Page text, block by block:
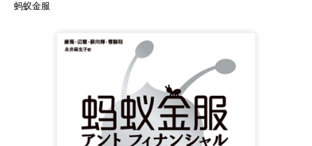
蚂蚁金服